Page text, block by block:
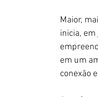
Maior,
inicia, em
em um
conexão